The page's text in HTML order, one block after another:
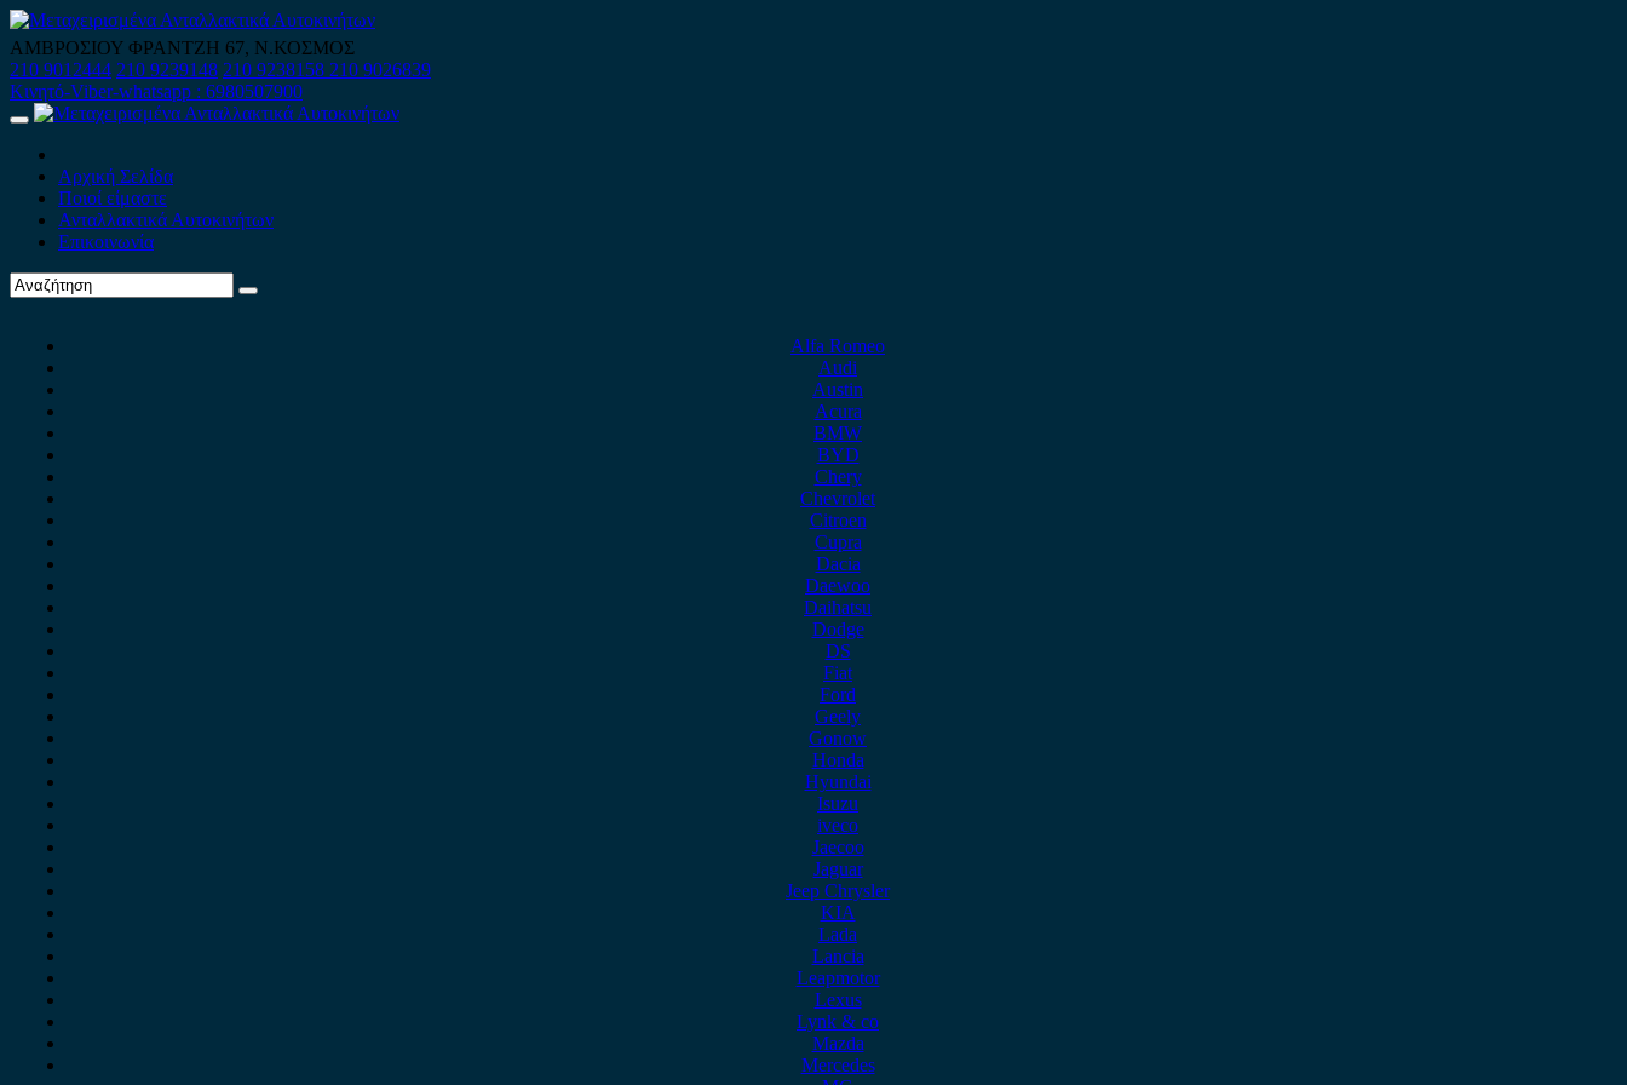
Skip
to
content
ΑΜΒΡΟΣΙΟΥ ΦΡΑΝΤΖΗ 67, Ν.ΚΟΣΜΟΣ
210 9012444 210 9239148 210 9238158 210 9026839
Κινητό-Viber-whatsapp : 6980507900
Primary
Αρχική Σελίδα
Ποιοί είμαστε
Ανταλλακτικά Αυτοκινήτων
Επικοινωνία
Alfa Romeo
Audi
Austin
Acura
BMW
BYD
Chery
Chevrolet
Citroen
Cupra
Dacia
Daewoo
Daihatsu
Dodge
DS
Fiat
Ford
Geely
Gonow
Honda
Hyundai
Isuzu
iveco
Jaecoo
Jaguar
Jeep Chrysler
KIA
Lada
Lancia
Leapmotor
Lexus
Lynk & co
Mazda
Mercedes